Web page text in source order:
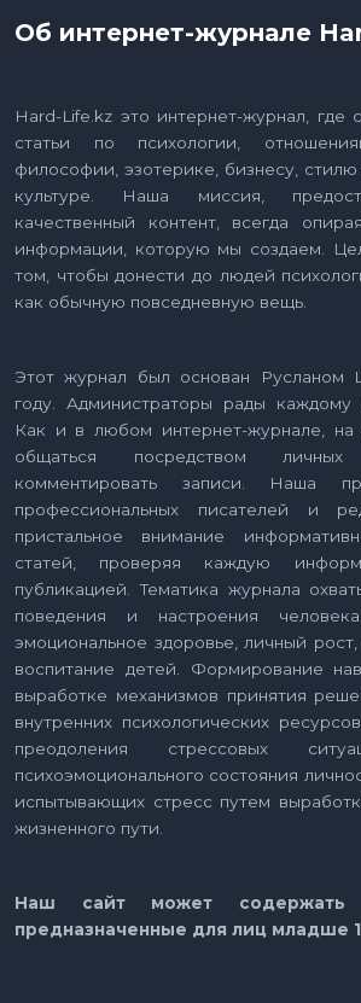
Об интернет-журнале
Hard-Life.kz это интернет-журнал, где
статьи по психологии,
философии, эзотерике, бизнесу,
культуре. Наша миссия,
качественный контент, всегда
информации, которую мы создаем.
том, чтобы донести до людей
как обычную повседневную вещь.
Этот журнал был основан Русланом
году. Администраторы рады каждому
Как и в любом интернет-журнале, на
общаться посредством
комментировать записи. Наша
профессиональных писателей и
пристальное внимание
статей, проверяя каждую
публикацией. Тематика журнала
поведения и настроения
эмоциональное здоровье, личный
воспитание детей. Формирование
выработке механизмов принятия
внутренних психологических
преодоления стрессовых
психоэмоционального состояния
испытывающих стресс путем
жизненного пути.
Наш сайт может содержать
предназначенные для лиц младше